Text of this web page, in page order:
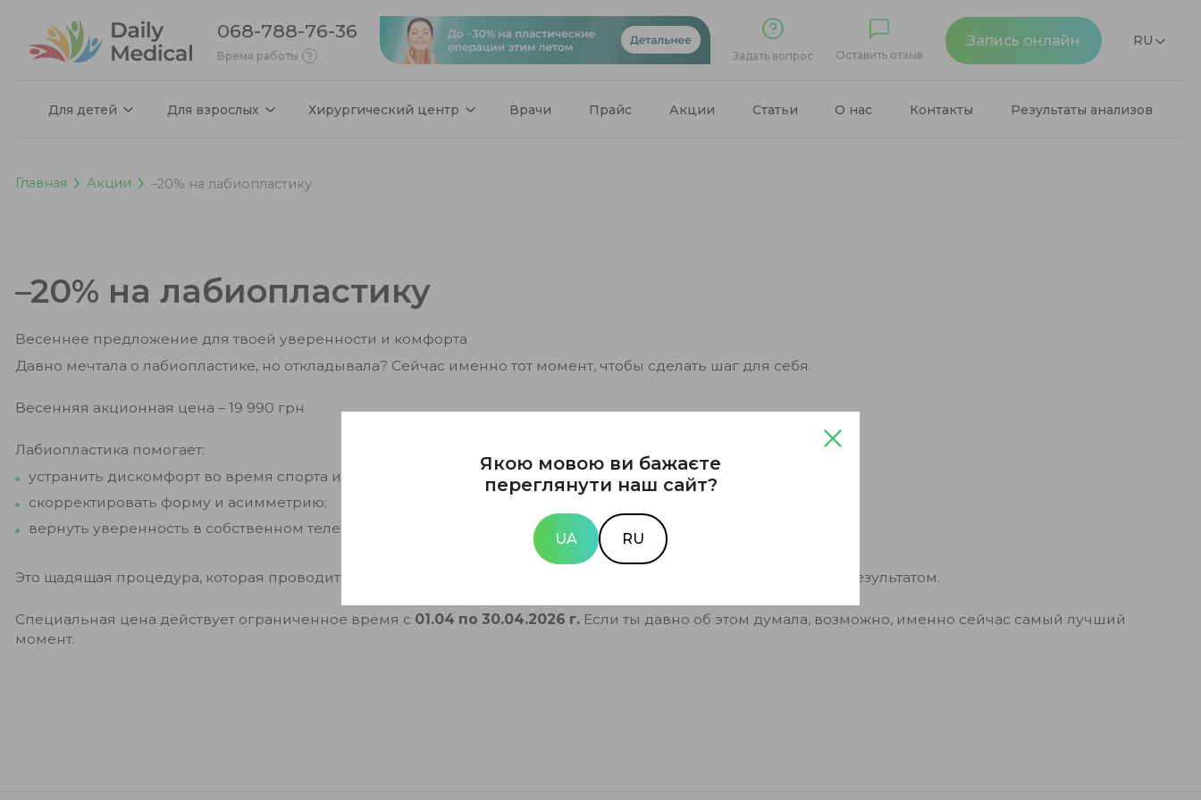
068-788-76-36
Время работы Задать вопрос Оставить отзыв
Запись онлайн RU
Для детей Для взрослых Хирургический центр Врачи Прайс Акции Статьи О нас Контакты Результаты анализов
Главная Акции –20% на лабиопластику
–20% на лабиопластику
Весеннее предложение для твоей уверенности и комфорта
Давно мечтала о лабиопластике, но откладывала? Сейчас именно тот момент, чтобы сделать шаг для себя.
Весенняя акционная цена – 19 990 грн
Лабиопластика помогает:
устранить дискомфорт во время спорта или интимной жизни;
скорректировать форму и асимметрию;
вернуть уверенность в собственном теле.
Это щадящая процедура, которая проводится быстро, с комфортным восстановлением и очень естественным результатом.
Специальная цена действует ограниченное время с 01.04 по 30.04.2026 г. Если ты давно об этом думала, возможно, именно сейчас самый лучший
момент.
Якою мовою ви бажаєте
переглянути наш сайт?
UA RU